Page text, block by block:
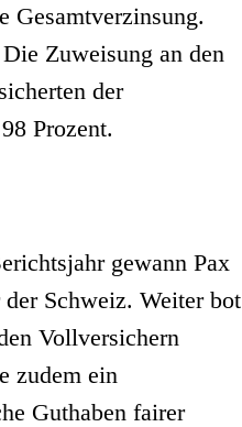
Gesamtverzinsung.
Zuweisung an den
der
Prozent.
gewann Pax
Schweiz. Weiter bot
Vollversichern
zudem ein
Guthaben fairer